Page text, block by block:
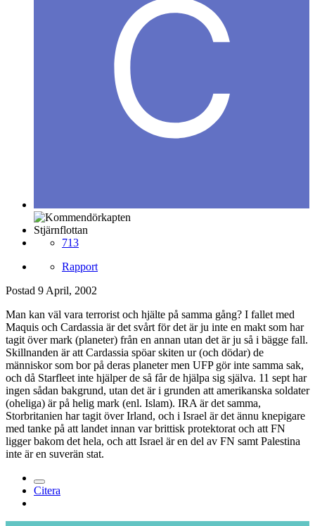
Stjärnflottan
713
Rapport
Postad 9 April, 2002
Man kan väl vara terrorist och hjälte på samma gång? I fallet med
Maquis och Cardassia är det svårt för det är ju inte en makt som har
tagit över mark (planeter) från en annan utan det är ju så i bägge fall.
Skillnanden är att Cardassia spöar skiten ur (och dödar) de
människor som bor på deras planeter men UFP gör inte samma sak,
och då Starfleet inte hjälper de så får de hjälpa sig själva. 11 sept har
ingen sådan bakgrund, utan det är i grunden att amerikanska soldater
(oheliga) är på helig mark (enl. Islam). IRA är det samma,
Storbritanien har tagit över Irland, och i Israel är det ännu knepigare
med tanke på att landet innan var brittisk protektorat och att FN
ligger bakom det hela, och att Israel är en del av FN samt Palestina
inte är en suverän stat.
Citera